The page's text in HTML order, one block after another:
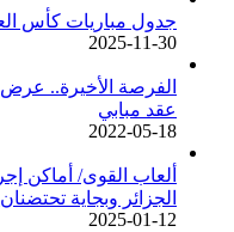
جدول مباريات كأس العرب 2025 والقنوات الناقلة
2025-11-30
الفرصة الأخيرة..
عقد مبابي
2022-05-18
الجزائر وبجاية
2025-01-12